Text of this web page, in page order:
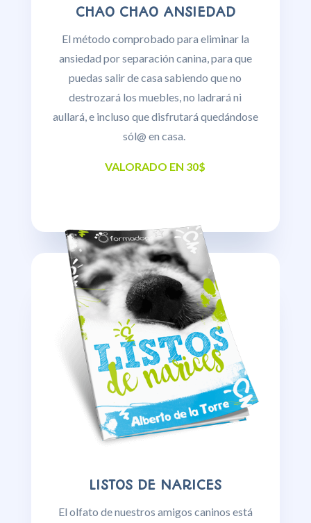
CHAO CHAO ANSIEDAD
El método comprobado para eliminar la
ansiedad por separación canina, para que
puedas salir de casa sabiendo que no
destrozará los muebles, no ladrará ni
aullará, e incluso que disfrutará quedándose
sól@ en casa.
VALORADO EN 30$
LISTOS DE NARICES
El olfato de nuestros amigos caninos está